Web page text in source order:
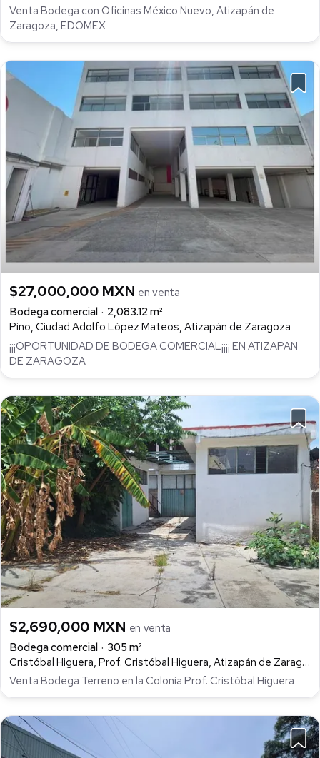
Venta Bodega con Oficinas México Nuevo, Atizapán de
Zaragoza, EDOMEX
$27,000,000 MXN en venta
Bodega comercial
2,083.12 m²
Pino, Ciudad Adolfo López Mateos, Atizapán de Zaragoza
¡¡¡OPORTUNIDAD DE BODEGA COMERCIAL¡¡¡¡ EN ATIZAPAN
DE ZARAGOZA
$2,690,000 MXN en venta
Bodega comercial
305 m²
Cristóbal Higuera, Prof. Cristóbal Higuera, Atizapán de Zaragoza
Venta Bodega Terreno en la Colonia Prof. Cristóbal Higuera